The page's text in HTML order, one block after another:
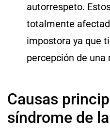
autorrespeto.
totalmente
impostora ya que
percepción de una
Causas
síndrome de